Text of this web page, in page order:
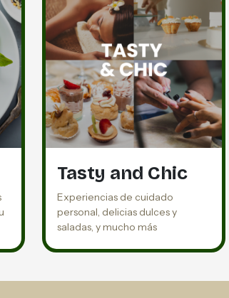
Tasty and Chic
Experiencias de cuidado
personal, delicias dulces y
saladas, y mucho más